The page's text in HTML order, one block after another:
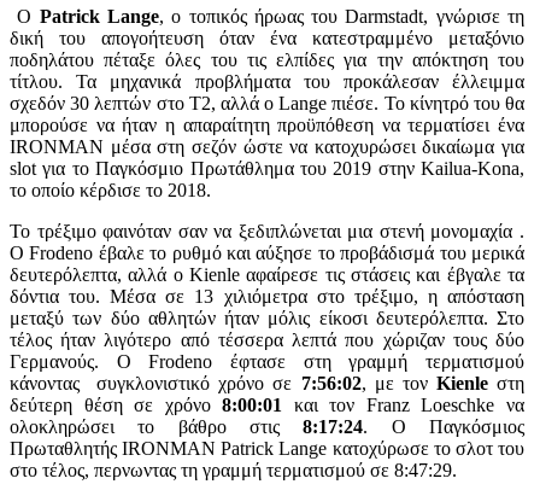
Ο Patrick Lange, ο τοπικός ήρωας του Darmstadt, γνώρισε τη
δική του απογοήτευση όταν ένα κατεστραμμένο μεταξόνιο
ποδηλάτου πέταξε όλες του τις ελπίδες για την απόκτηση του
τίτλου. Τα μηχανικά προβλήματα του προκάλεσαν έλλειμμα
σχεδόν 30 λεπτών στο Τ2, αλλά ο Lange πιέσε. Το κίνητρό του θα
μπορούσε να ήταν η απαραίτητη προϋπόθεση να τερματίσει ένα
IRONMAN μέσα στη σεζόν ώστε να κατοχυρώσει δικαίωμα για
slot για το Παγκόσμιο Πρωτάθλημα του 2019 στην Kailua-Kona,
το οποίο κέρδισε το 2018.
Το τρέξιμο φαινόταν σαν να ξεδιπλώνεται μια στενή μονομαχία .
Ο Frodeno έβαλε το ρυθμό και αύξησε το προβάδισμά του μερικά
δευτερόλεπτα, αλλά ο Kienle αφαίρεσε τις στάσεις και έβγαλε τα
δόντια του. Μέσα σε 13 χιλιόμετρα στο τρέξιμο, η απόσταση
μεταξύ των δύο αθλητών ήταν μόλις είκοσι δευτερόλεπτα. Στο
τέλος ήταν λιγότερο από τέσσερα λεπτά που χώριζαν τους δύο
Γερμανούς. Ο Frodeno έφτασε στη γραμμή τερματισμού
κάνοντας συγκλονιστικό χρόνο σε 7:56:02, με τον Kienleστη
δεύτερη θέση σε χρόνο8:00:01
και τον Franz Loeschke να
ολοκληρώσει το βάθρο στις8:17:24. Ο Παγκόσμιος
Πρωταθλητής IRONMAN Patrick Lange κατοχύρωσε το σλοτ του
στο τέλος, περνωντας τη γραμμή τερματισμού σε 8:47:29.